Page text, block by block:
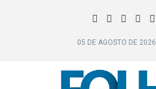
05 DE AGOSTO DE 2026